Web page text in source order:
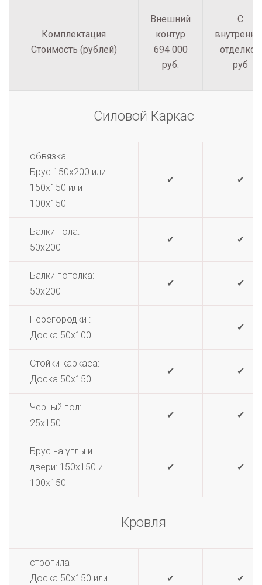
Комплектация
Стоимость (рублей)
Внешний
контур
694 000
руб.
С
отделкой
руб
Силовой Каркас
обвязка
Брус 150х200 или
150х150 или
100х150
✔ ✔
Балки пола:
50х200
✔ ✔
Балки потолка:
50х200
✔ ✔
Перегородки :
Доска 50х100
- ✔
Стойки каркаса:
Доска 50х150
✔ ✔
Черный пол:
25х150
✔ ✔
Брус на углы и
двери: 150х150 и
100х150
✔ ✔
Кровля
стропила
Доска 50х150 или
✔ ✔